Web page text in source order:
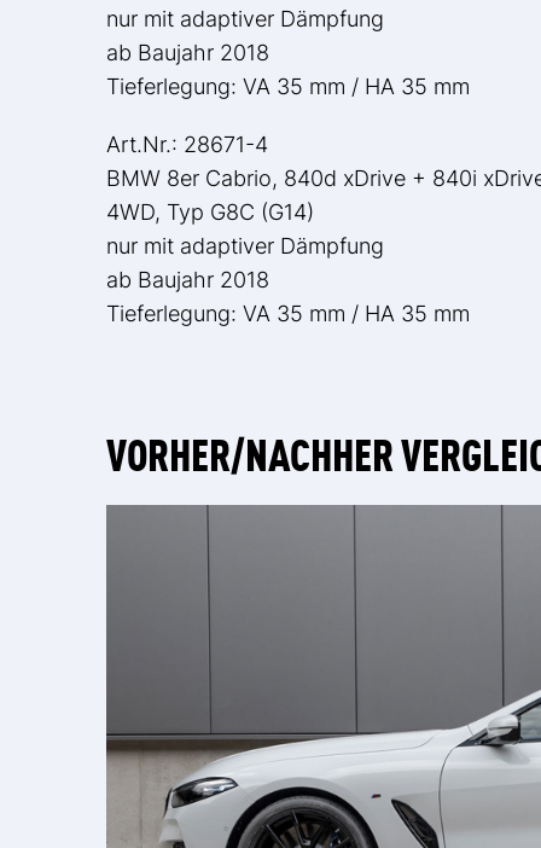
nur mit adaptiver Dämpfung
ab Baujahr 2018
Tieferlegung: VA 35 mm / HA 35 mm
Art.Nr.: 28671-4
BMW 8er Cabrio, 840d xDrive + 840i
4WD, Typ G8C (G14)
nur mit adaptiver Dämpfung
ab Baujahr 2018
Tieferlegung: VA 35 mm / HA 35 mm
VORHER/NACHHER